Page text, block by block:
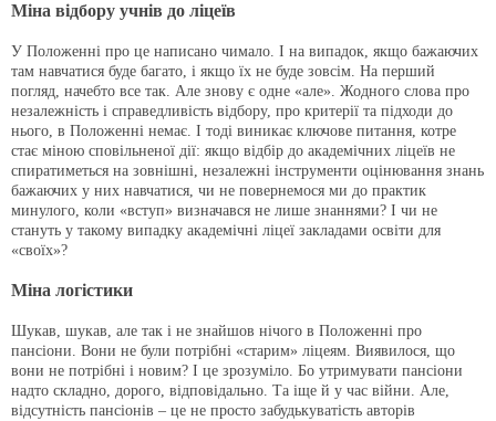
Міна відбору учнів до ліцеїв
У Положенні про це написано чимало. І на випадок, якщо бажаючих
там навчатися буде багато, і якщо їх не буде зовсім. На перший
погляд, начебто все так. Але знову є одне «але». Жодного слова про
незалежність і справедливість відбору, про критерії та підходи до
нього, в Положенні немає. І тоді виникає ключове питання, котре
стає міною сповільненої дії: якщо відбір до академічних ліцеїв не
спиратиметься на зовнішні, незалежні інструменти оцінювання знань
бажаючих у них навчатися, чи не повернемося ми до практик
минулого, коли «вступ» визначався не лише знаннями? І чи не
стануть у такому випадку академічні ліцеї закладами освіти для
«своїх»?
Міна логістики
Шукав, шукав, але так і не знайшов нічого в Положенні про
пансіони. Вони не були потрібні «старим» ліцеям. Виявилося, що
вони не потрібні і новим? І це зрозуміло. Бо утримувати пансіони
надто складно, дорого, відповідально. Та іще й у час війни. Але,
відсутність пансіонів – це не просто забудькуватість авторів